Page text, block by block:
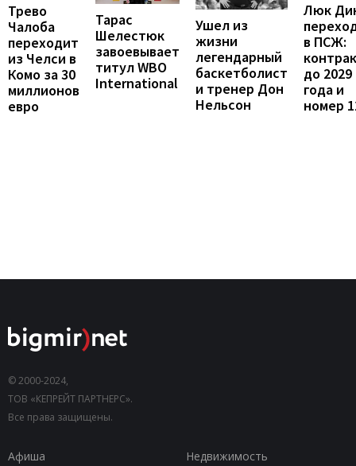
Трево
Чалоба
переходит
из Челси в
Комо за 30
миллионов
евро
Тарас
Шелестюк
завоевывает
титул WBO
International
Ушел из
жизни
легендарный
баскетболист
и тренер Дон
Нельсон
Люк
в ПСЖ:
до 2029
года и
номер
© 2000-2024,
ТОВ «КЕПРЕЙТ ПАРТНЕРС».
Все права защищены.
Афиша
Недвижимость